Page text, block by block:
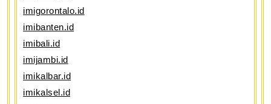
imigorontalo.id
imibanten.id
imibali.id
imijambi.id
imikalbar.id
imikalsel.id